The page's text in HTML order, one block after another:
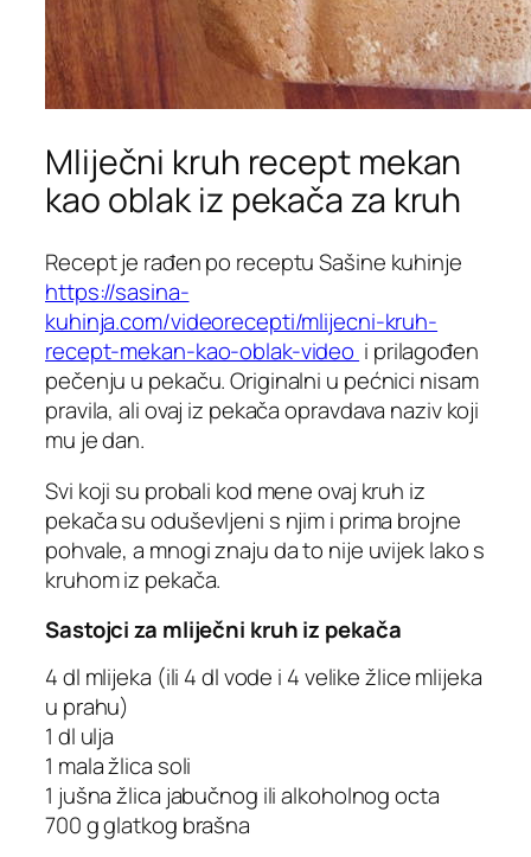
Mliječni kruh recept mekan
kao oblak iz pekača za kruh
Recept je rađen po receptu Sašine kuhinje
https://sasina-
kuhinja.com/videorecepti/mlijecni-kruh-
recept-mekan-kao-oblak-video i prilagođen
pečenju u pekaču. Originalni u pećnici nisam
pravila, ali ovaj iz pekača opravdava naziv koji
mu je dan.
Svi koji su probali kod mene ovaj kruh iz
pekača su oduševljeni s njim i prima brojne
pohvale, a mnogi znaju da to nije uvijek lako s
kruhom iz pekača.
Sastojci za mliječni kruh iz pekača
4 dl mlijeka (ili 4 dl vode i 4 velike žlice mlijeka
u prahu)
1 dl ulja
1 mala žlica soli
1 jušna žlica jabučnog ili alkoholnog octa
700 g glatkog brašna